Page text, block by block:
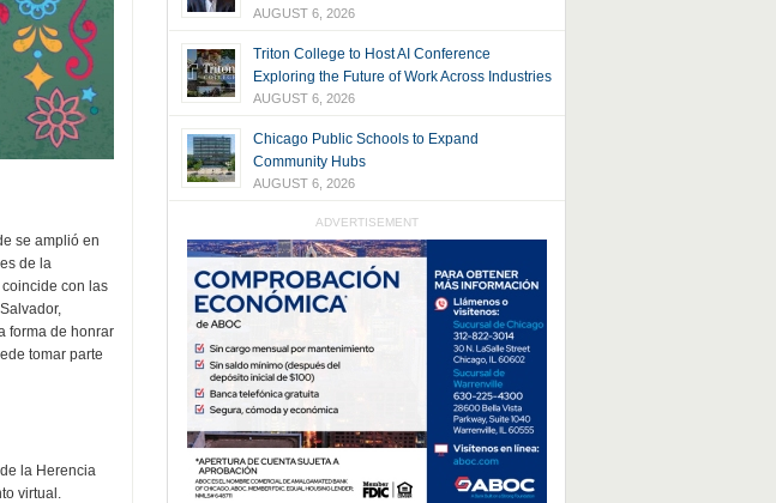
se amplió en
de la
con las
forma de honrar
tomar parte
la Herencia
virtual.
AUGUST 6, 2026
Triton College to Host AI Conference
Exploring the Future of Work Across Industries
AUGUST 6, 2026
Chicago Public Schools to Expand
Community Hubs
AUGUST 6, 2026
ADVERTISEMENT